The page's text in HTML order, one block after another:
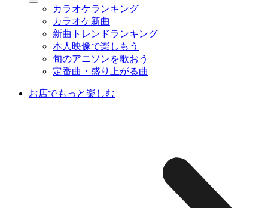
カラオケランキング
カラオケ新曲
新曲トレンドランキング
本人映像で楽しもう
旬のアニソンを歌おう
定番曲・盛り上がる曲
お店でもっと楽しむ